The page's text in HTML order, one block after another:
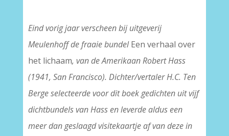
Eind vorig jaar verscheen bij uitgeverij
Meulenhoff de fraaie bundelEen verhaal over
het lichaam, van de Amerikaan Robert Hass
(1941, San Francisco). Dichter/vertaler H.C. Ten
Berge selecteerde voor dit boek gedichten uit vijf
dichtbundels van Hass en leverde aldus een
meer dan geslaagd visitekaartje af van deze in